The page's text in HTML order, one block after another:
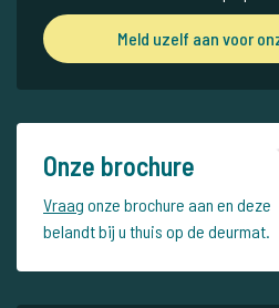
Meld uzelf aan voor
Onze brochure
Vraag onze brochure aan en deze
belandt bij u thuis op de deurmat.